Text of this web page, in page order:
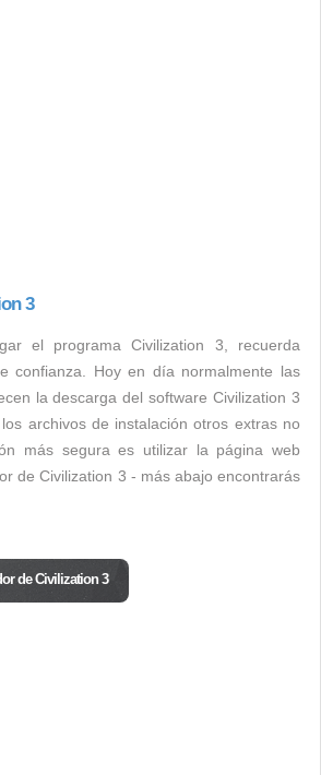
3
el programa Civilization 3, recuerda
confianza. Hoy en día normalmente las
la descarga del software Civilization 3
archivos de instalación otros extras no
más segura es utilizar la página web
de Civilization 3 - más abajo encontrarás
de Civilization 3